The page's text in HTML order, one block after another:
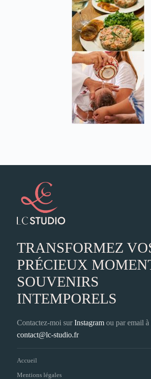
TRANSFORMEZ
PRÉCIEUX
SOUVENIRS
INTEMPORELS
Contactez-moi surInstagram ou par email à
contact@lc-studio.fr
Accueil
Mentions légales